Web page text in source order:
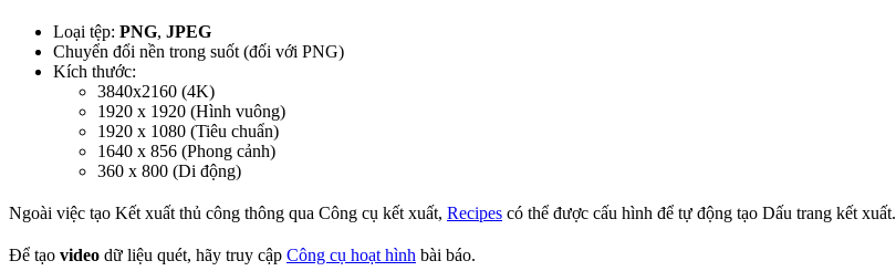
Loại tệp: PNG, JPEG
Chuyển đổi nền trong suốt (đối với PNG)
Kích thước:
3840x2160 (4K)
1920 x 1920 (Hình vuông)
1920 x 1080 (Tiêu chuẩn)
1640 x 856 (Phong cảnh)
360 x 800 (Di động)
Ngoài việc tạo Kết xuất thủ công thông qua Công cụ kết xuất, Recipes có thể được cấu hình để tự động tạo Dấu trang kết xuất.
Để tạo video dữ liệu quét, hãy truy cập Công cụ hoạt hình bài báo.